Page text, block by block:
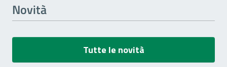
Novità
Tutte le novità